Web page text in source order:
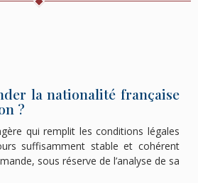
la nationalité française
?
qui remplit les conditions légales
suffisamment stable et cohérent
sous réserve de l’analyse de sa